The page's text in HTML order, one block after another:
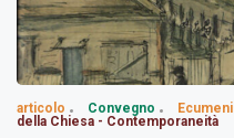
articolo Convegno
della Chiesa - Contemporaneità